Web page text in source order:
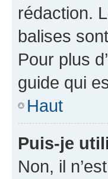
rédaction.
balises
Pour plus
guide qui
Haut
Puis-je
Non, il